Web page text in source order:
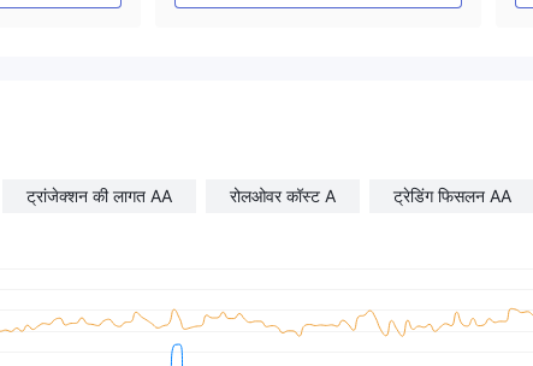
ट्रांजेक्शन की लागत AA रोलओवर कॉस्ट A ट्रेडिंग फिसलन AA